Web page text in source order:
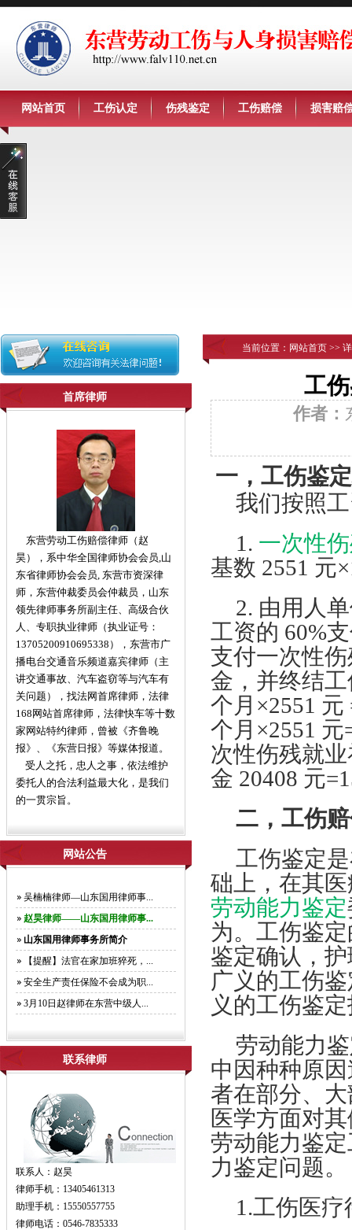
网站首页 工伤认定 伤残鉴定 工伤赔偿 损害赔
首席律师
东营劳动工伤赔偿律师（赵
昊），系中华全国律师协会会员,山
东省律师协会会员, 东营市资深律
师，东营仲裁委员会仲裁员，山东
领先律师事务所副主任、高级合伙
人、专职执业律师（执业证号：
13705200910695338），东营市广
播电台交通音乐频道嘉宾律师（主
讲交通事故、汽车盗窃等与汽车有
关问题），找法网首席律师，法律
168网站首席律师，法律快车等十数
家网站特约律师，曾被《齐鲁晚
报》、《东营日报》等媒体报道。
受人之托，忠人之事，依法维护
委托人的合法利益最大化，是我们
的一贯宗旨。
网站公告
吴楠楠律师—山东国用律师事...
赵昊律师——山东国用律师事...
山东国用律师事务所简介
【提醒】法官在家加班猝死，...
安全生产责任保险不会成为职...
3月10日赵律师在东营中级人...
联系律师
联系人：赵昊
律师手机：13405461313
助理手机：15550557755
律师电话：0546-7835333
当前位置： 网站首页 >>
工
作者：
一，工伤鉴
我们按照
1. 一次性
基数 2551 元
2. 由用人
工资的 60%
支付一次性
金，并终结
个月×2551
个月×2551 元
次性伤残就
金 20408 元
二，工伤
工伤鉴定
础上，在其
劳动能力鉴定
为。工伤鉴
鉴定确认，
广义的工伤
义的工伤鉴
劳动能力
中因种种原
者在部分、
医学方面对
劳动能力鉴
力鉴定问题。
1.工伤医疗